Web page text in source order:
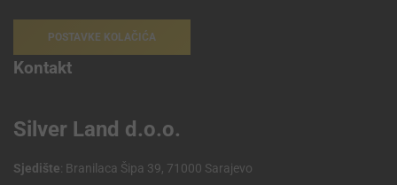
POSTAVKE KOLAČIĆA
Kontakt
Silver Land d.o.o.
Sjedište: Branilaca Šipa 39, 71000 Sarajevo